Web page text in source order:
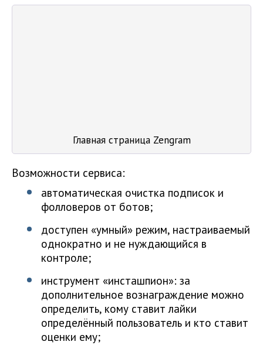
Главная страница Zengram
Возможности сервиса:
автоматическая очистка подписок и
фолловеров от ботов;
доступен «умный» режим, настраиваемый
однократно и не нуждающийся в
контроле;
инструмент «инсташпион»: за
дополнительное вознаграждение можно
определить, кому ставит лайки
определённый пользователь и кто ставит
оценки ему;